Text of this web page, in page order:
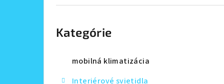
Kategórie
mobilná klimatizácia
Interiérové svietidla